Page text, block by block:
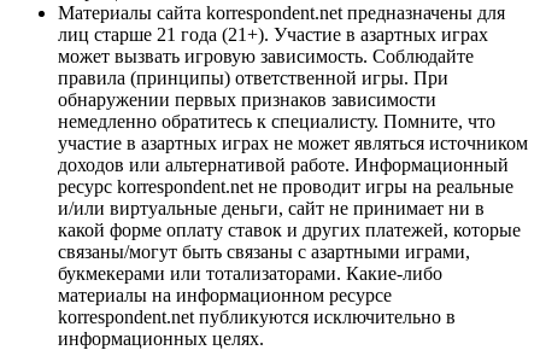
Материалы сайта korrespondent.net предназначены для
лиц старше 21 года (21+). Участие в азартных играх
может вызвать игровую зависимость. Соблюдайте
правила (принципы) ответственной игры. При
обнаружении первых признаков зависимости
немедленно обратитесь к специалисту. Помните, что
участие в азартных играх не может являться источником
доходов или альтернативой работе. Информационный
ресурс korrespondent.net не проводит игры на реальные
и/или виртуальные деньги, сайт не принимает ни в
какой форме оплату ставок и других платежей, которые
связаны/могут быть связаны с азартными играми,
букмекерами или тотализаторами. Какие-либо
материалы на информационном ресурсе
korrespondent.net публикуются исключительно в
информационных целях.